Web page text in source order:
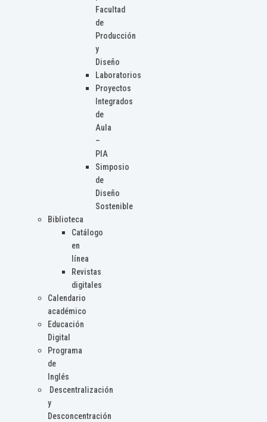
Facultad
de
Producción
y
Diseño
Laboratorios
Proyectos
Integrados
de
Aula
–
PIA
Simposio
de
Diseño
Sostenible
Biblioteca
Catálogo
en
línea
Revistas
digitales
Calendario
académico
Educación
Digital
Programa
de
Inglés
Descentralización
y
Desconcentración